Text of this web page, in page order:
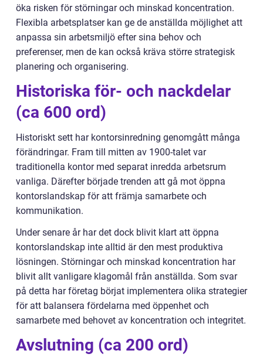
öka risken för störningar och minskad koncentration.
Flexibla arbetsplatser kan ge de anställda möjlighet att
anpassa sin arbetsmiljö efter sina behov och
preferenser, men de kan också kräva större strategisk
planering och organisering.
Historiska för- och nackdelar
(ca 600 ord)
Historiskt sett har kontorsinredning genomgått många
förändringar. Fram till mitten av 1900-talet var
traditionella kontor med separat inredda arbetsrum
vanliga. Därefter började trenden att gå mot öppna
kontorslandskap för att främja samarbete och
kommunikation.
Under senare år har det dock blivit klart att öppna
kontorslandskap inte alltid är den mest produktiva
lösningen. Störningar och minskad koncentration har
blivit allt vanligare klagomål från anställda. Som svar
på detta har företag börjat implementera olika strategier
för att balansera fördelarna med öppenhet och
samarbete med behovet av koncentration och integritet.
Avslutning (ca 200 ord)